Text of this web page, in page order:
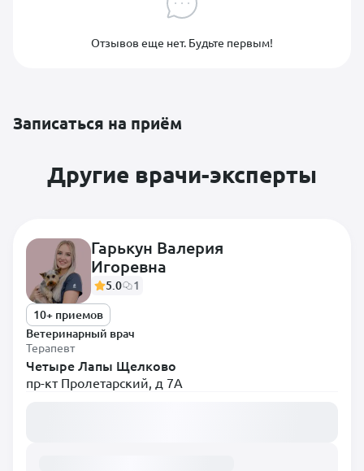
Отзывов еще нет. Будьте первым!
Записаться на приём
Другие врачи-эксперты
Гарькун Валерия
Игоревна
5.0
1
10+ приемов
Ветеринарный врач
Терапевт
Четыре Лапы Щелково
пр-кт Пролетарский, д 7А